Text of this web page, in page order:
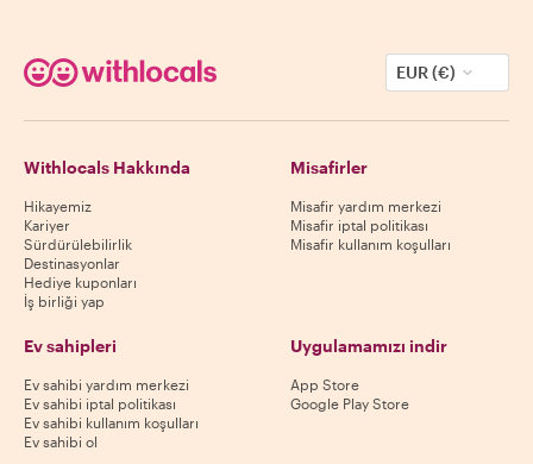
EUR (€)
Withlocals Hakkında
Hikayemiz
Kariyer
Sürdürülebilirlik
Destinasyonlar
Hediye kuponları
İş birliği yap
Misafirler
Misafir yardım merkezi
Misafir iptal politikası
Misafir kullanım koşulları
Ev sahipleri
Ev sahibi yardım merkezi
Ev sahibi iptal politikası
Ev sahibi kullanım koşulları
Ev sahibi ol
Uygulamamızı indir
App Store
Google Play Store